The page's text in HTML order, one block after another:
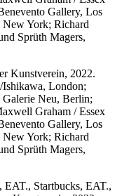
Kunstverein, 2022.
Ishikawa, London;
Neu, Berlin;
Graham / Essex
Gallery, Los
New York; Richard
Sprüth Magers,